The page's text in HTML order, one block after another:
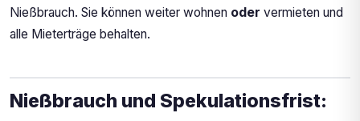
Nießbrauch. Sie können weiter wohnen oder vermieten und
alle Mieterträge behalten.
Nießbrauch und Spekulationsfrist: